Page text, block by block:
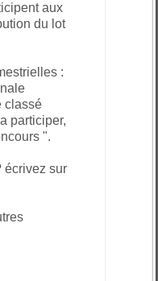
aux
du lot
:
classé
participer,
".
écrivez sur